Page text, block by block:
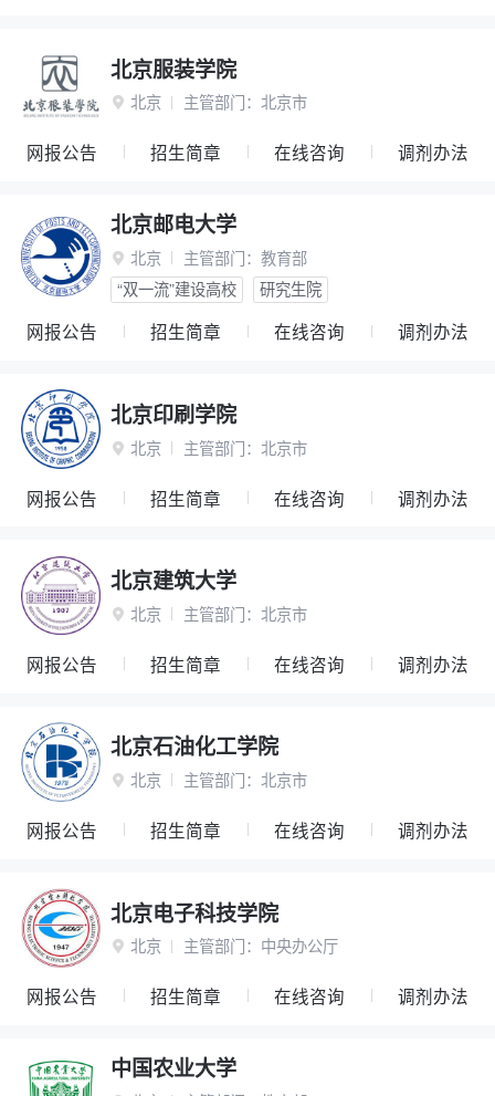
北京服装学院
 北京 主管部门： 北京市
网报公告 招生简章 在线咨询 调剂办法
北京邮电大学
 北京 主管部门： 教育部
“双一流”建设高校
研究生院
网报公告 招生简章 在线咨询 调剂办法
北京印刷学院
 北京 主管部门： 北京市
网报公告 招生简章 在线咨询 调剂办法
北京建筑大学
 北京 主管部门： 北京市
网报公告 招生简章 在线咨询 调剂办法
北京石油化工学院
 北京 主管部门： 北京市
网报公告 招生简章 在线咨询 调剂办法
北京电子科技学院
 北京 主管部门： 中央办公厅
网报公告 招生简章 在线咨询 调剂办法
中国农业大学